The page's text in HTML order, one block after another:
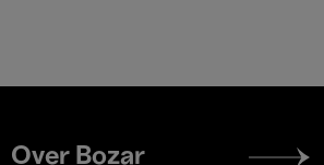
Footer
Over Bozar